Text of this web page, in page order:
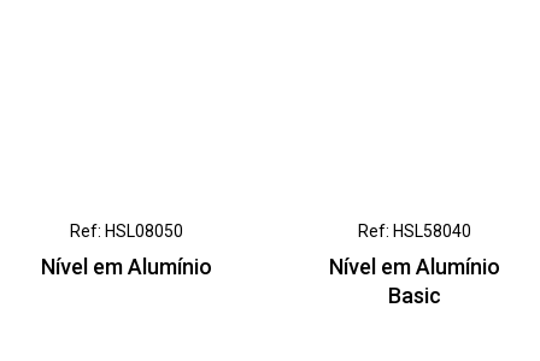
Ref: HSL08050
Nível em Alumínio
Ref: HSL58040
Nível em Alumínio
Basic